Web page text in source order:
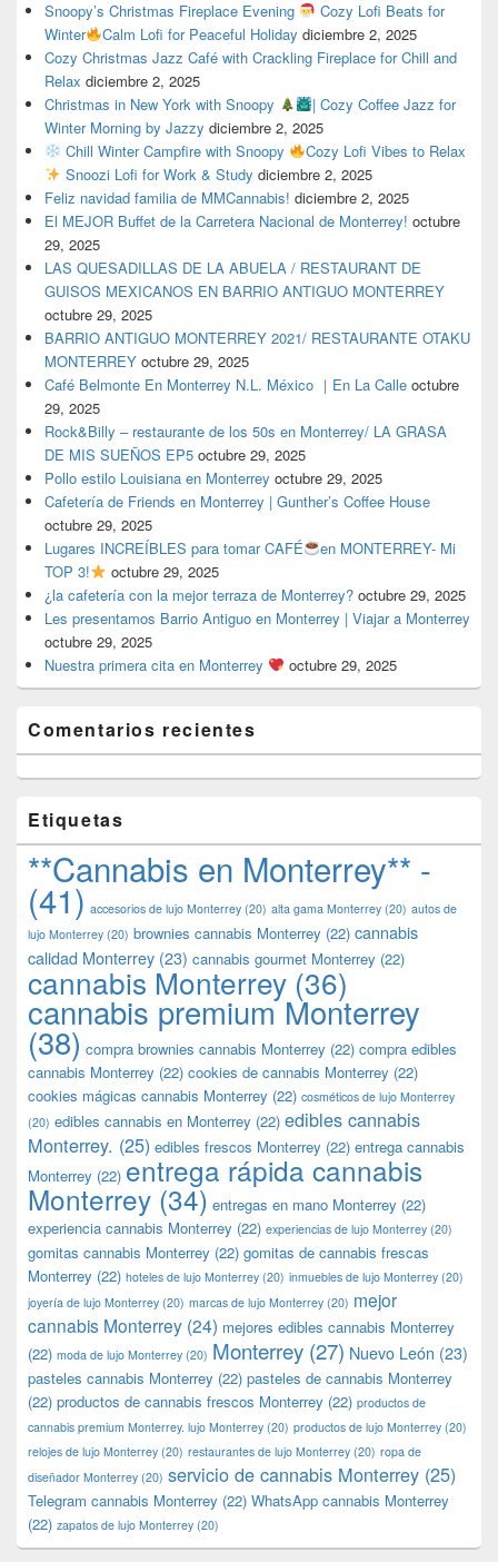
Snoopy’s Christmas Fireplace Evening
Cozy Lofi Beats for
Winter
Calm Lofi for Peaceful Holiday diciembre 2, 2025
Cozy Christmas Jazz Café with Crackling Fireplace for Chill and
Relax diciembre 2, 2025
Christmas in New York with Snoopy
| Cozy Coffee Jazz for
Winter Morning by Jazzy diciembre 2, 2025
Chill Winter Campfire with Snoopy
Cozy Lofi Vibes to Relax
Snoozi Lofi for Work & Study diciembre 2, 2025
Feliz navidad familia de MMCannabis! diciembre 2, 2025
El MEJOR Buffet de la Carretera Nacional de Monterrey! octubre
29, 2025
LAS QUESADILLAS DE LA ABUELA / RESTAURANT DE
GUISOS MEXICANOS EN BARRIO ANTIGUO MONTERREY
octubre 29, 2025
BARRIO ANTIGUO MONTERREY 2021/ RESTAURANTE OTAKU
MONTERREY octubre 29, 2025
Café Belmonte En Monterrey N.L. México ｜En La Calle octubre
29, 2025
Rock&Billy – restaurante de los 50s en Monterrey/ LA GRASA
DE MIS SUEÑOS EP5 octubre 29, 2025
Pollo estilo Louisiana en Monterrey octubre 29, 2025
Cafetería de Friends en Monterrey | Gunther’s Coffee House
octubre 29, 2025
Lugares INCREÍBLES para tomar CAFÉ
en MONTERREY- Mi
TOP 3!
octubre 29, 2025
¿la cafetería con la mejor terraza de Monterrey? octubre 29, 2025
Les presentamos Barrio Antiguo en Monterrey | Viajar a Monterrey
octubre 29, 2025
Nuestra primera cita en Monterrey
octubre 29, 2025
Comentarios recientes
Etiquetas
**Cannabis en Monterrey** -
(41) accesorios de lujo Monterrey (20) alta gama Monterrey (20) autos de
lujo Monterrey (20) brownies cannabis Monterrey (22) cannabis
calidad Monterrey (23) cannabis gourmet Monterrey (22)
cannabis Monterrey (36)
cannabis premium Monterrey
(38) compra brownies cannabis Monterrey (22) compra edibles
cannabis Monterrey (22) cookies de cannabis Monterrey (22)
cookies mágicas cannabis Monterrey (22) cosméticos de lujo Monterrey
(20) edibles cannabis en Monterrey (22) edibles cannabis
Monterrey. (25) edibles frescos Monterrey (22) entrega cannabis
Monterrey (22) entrega rápida cannabis
Monterrey (34) entregas en mano Monterrey (22)
experiencia cannabis Monterrey (22) experiencias de lujo Monterrey (20)
gomitas cannabis Monterrey (22) gomitas de cannabis frescas
Monterrey (22) hoteles de lujo Monterrey (20) inmuebles de lujo Monterrey (20)
joyería de lujo Monterrey (20) marcas de lujo Monterrey (20) mejor
cannabis Monterrey (24) mejores edibles cannabis Monterrey
(22) moda de lujo Monterrey (20) Monterrey (27) Nuevo León (23)
pasteles cannabis Monterrey (22) pasteles de cannabis Monterrey
(22) productos de cannabis frescos Monterrey (22) productos de
cannabis premium Monterrey. lujo Monterrey (20) productos de lujo Monterrey (20)
relojes de lujo Monterrey (20) restaurantes de lujo Monterrey (20) ropa de
diseñador Monterrey (20) servicio de cannabis Monterrey (25)
Telegram cannabis Monterrey (22) WhatsApp cannabis Monterrey
(22) zapatos de lujo Monterrey (20)